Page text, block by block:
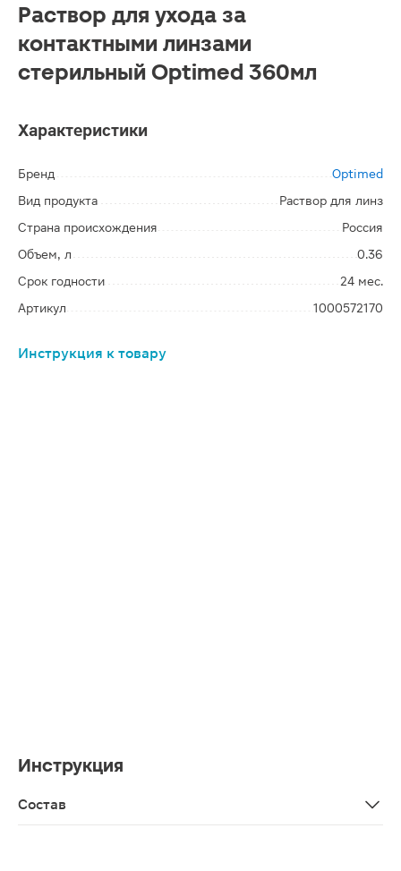
Раствор для ухода за
контактными линзами
стерильный Optimed 360мл
Характеристики
Бренд
Optimed
Вид продукта
Раствор для линз
Страна происхождения
Россия
Объем, л
0.36
Срок годности
24 мес.
Артикул
1000572170
Инструкция к товару
Инструкция
Состав